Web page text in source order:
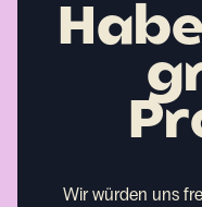
Wir würden uns